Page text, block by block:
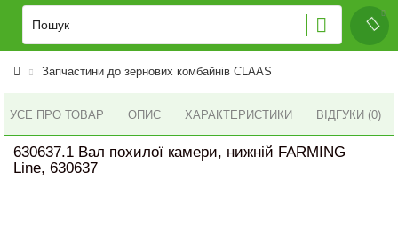
Запчастини до зернових комбайнів CLAAS
УСЕ ПРО ТОВАР ОПИС ХАРАКТЕРИСТИКИ ВІДГУКИ (0)
630637.1 Вал похилої камери, нижній FARMING
Line, 630637